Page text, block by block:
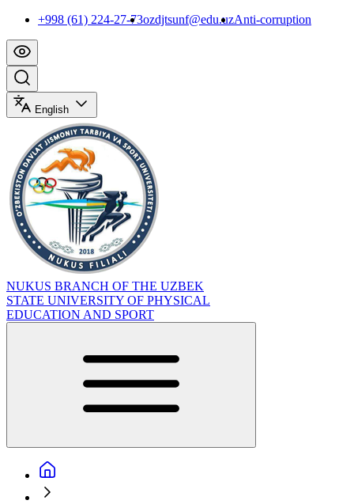
+998 (61) 224-27-73ozdjtsunf@edu.uzAnti-corruption
English
NUKUS BRANCH OF THE UZBEK
STATE UNIVERSITY OF PHYSICAL
EDUCATION AND SPORT